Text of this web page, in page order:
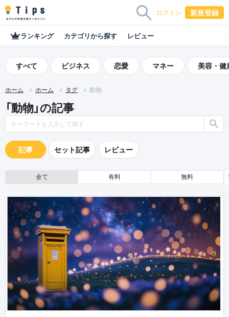
ログイン 新規登録
ランキング カテゴリから探す レビュー
すべて ビジネス 恋愛 マネー 美容・健
ホーム ホーム タグ 動物
「動物」の記事
記事 セット記事 レビュー
全て 有料 無料